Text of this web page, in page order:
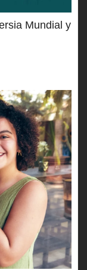
Mundial y